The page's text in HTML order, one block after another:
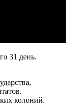
31 день.
колоний.